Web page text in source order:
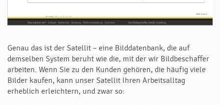
Genau das ist der Satellit – eine Bilddatenbank, die auf
demselben System beruht wie die, mit der wir Bildbeschaffer
arbeiten. Wenn Sie zu den Kunden gehören, die häufig viele
Bilder kaufen, kann unser Satellit Ihren Arbeitsalltag
erheblich erleichtern, und zwar so: